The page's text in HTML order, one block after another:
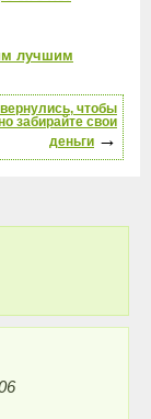
лучшим
чтобы
забирайте свои
деньги →